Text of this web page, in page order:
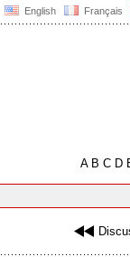
English Français
AB C D